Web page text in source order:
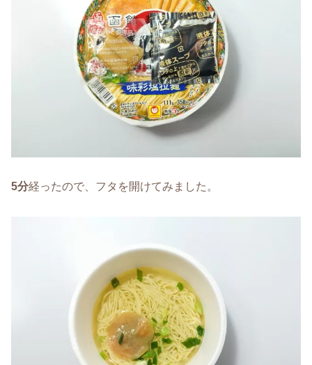
5分経ったので、フタを開けてみました。